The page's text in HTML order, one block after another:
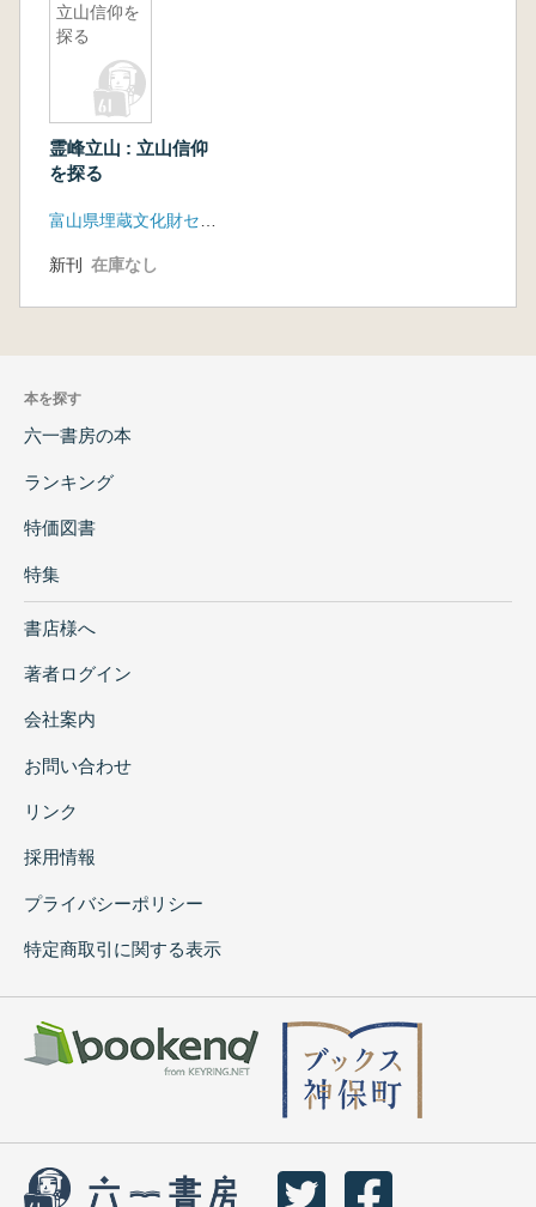
立山信仰を
探る
霊峰立山 : 立山信仰
を探る
新刊 在庫なし
本を探す
六一書房の本
ランキング
特価図書
特集
書店様へ
著者ログイン
会社案内
お問い合わせ
リンク
採用情報
プライバシーポリシー
特定商取引に関する表示